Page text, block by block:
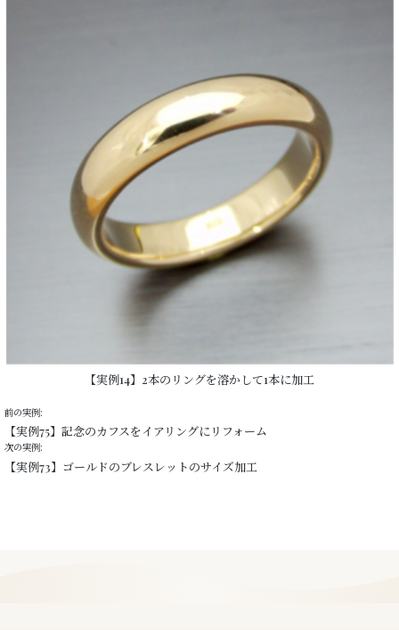
【実例14】2本のリングを溶かして1本に加工
前の実例:
【実例75】記念のカフスをイアリングにリフォーム
次の実例:
【実例73】ゴールドのブレスレットのサイズ加工